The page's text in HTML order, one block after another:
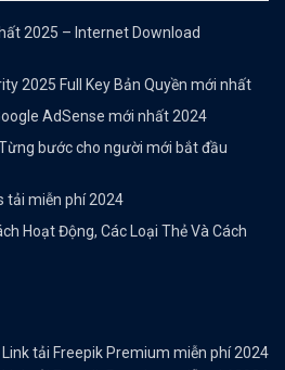
2025 – Internet Download
2025 Full Key Bản Quyền mới nhất
AdSense mới nhất 2024
bước cho người mới bắt đầu
tải miễn phí 2024
Hoạt Động, Các Loại Thẻ Và Cách
Link tải Freepik Premium miễn phí 2024